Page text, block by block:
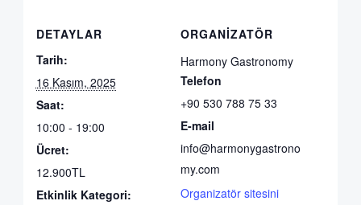
DETAYLAR
Tarih:
16 Kasım, 2025
Saat:
10:00 - 19:00
Ücret:
12.900TL
Etkinlik Kategori:
ORGANIZATÖR
Harmony Gastronomy
Telefon
+90 530 788 75 33
E-mail
info@harmonygastrono
my.com
Organizatör sitesini